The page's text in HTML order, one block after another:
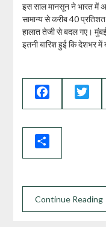
इस साल मानसून ने भारत
सामान्य से करीब 40
हालात तेजी से बदल गए।
इतनी बारिश हुई कि देशभर में
Facebook
Continue Reading